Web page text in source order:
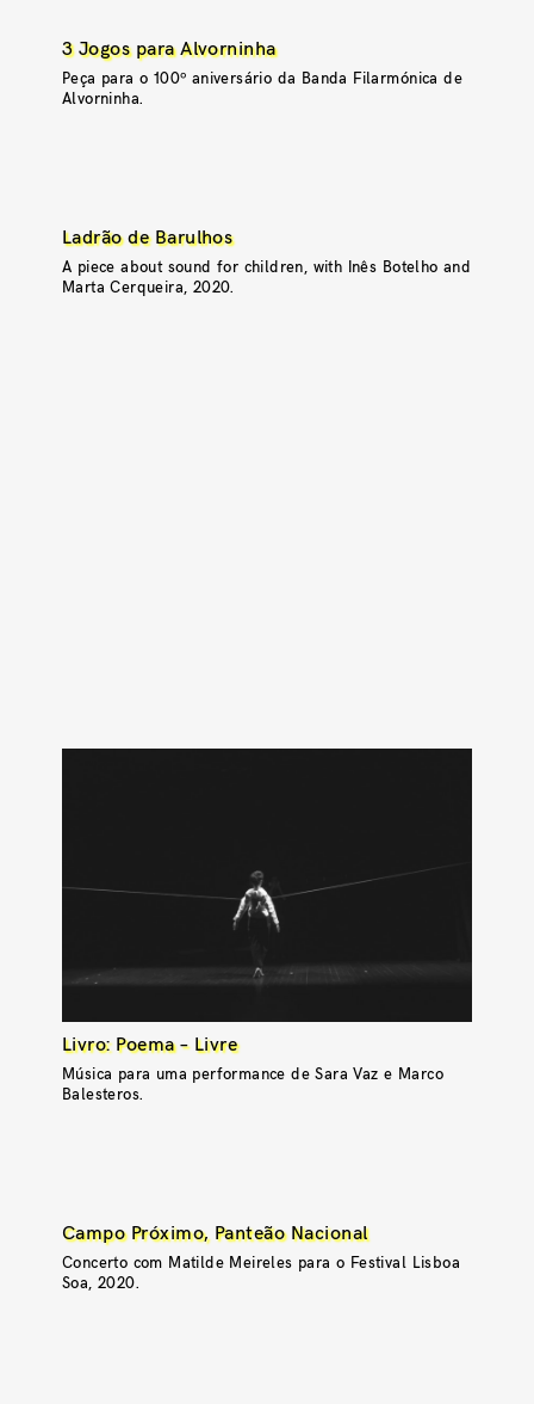
3 Jogos para Alvorninha
Peça para o 100º aniversário da Banda Filarmónica de
Alvorninha.
Ladrão de Barulhos
A piece about sound for children, with Inês Botelho and
Marta Cerqueira, 2020.
Livro: Poema – Livre
Música para uma performance de Sara Vaz e Marco
Balesteros.
Campo Próximo, Panteão Nacional
Concerto com Matilde Meireles para o Festival Lisboa
Soa, 2020.